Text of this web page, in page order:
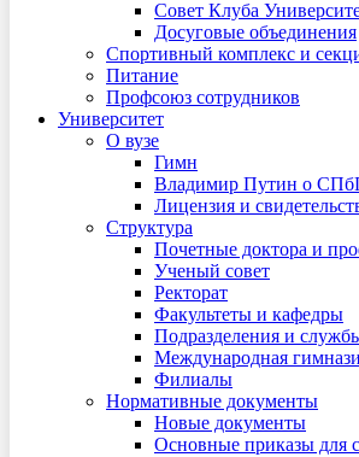
Совет Клуба
Досуговые объединения
Спортивный комплекс и
Питание
Профсоюз сотрудников
Университет
О вузе
Гимн
Владимир Путин о
Лицензия и
Структура
Почетные доктора и
Ученый совет
Ректорат
Факультеты и кафедры
Подразделения и
Международная
Филиалы
Нормативные документы
Новые документы
Основные приказы для